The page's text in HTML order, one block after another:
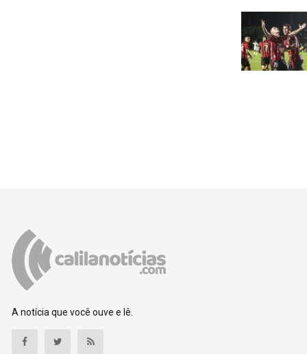
A notícia que você ouve e lê.